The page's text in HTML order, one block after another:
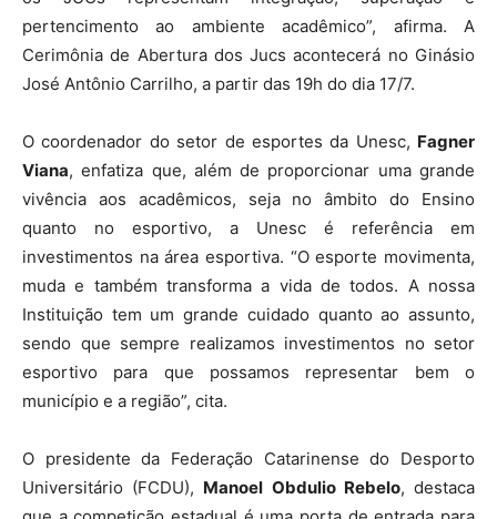
pertencimento ao ambiente acadêmico”, afirma. A
Cerimônia de Abertura dos Jucs acontecerá no Ginásio
José Antônio Carrilho, a partir das 19h do dia 17/7.
O coordenador do setor de esportes da Unesc, Fagner
Viana, enfatiza que, além de proporcionar uma grande
vivência aos acadêmicos, seja no âmbito do Ensino
quanto no esportivo, a Unesc é referência em
investimentos na área esportiva. “O esporte movimenta,
muda e também transforma a vida de todos. A nossa
Instituição tem um grande cuidado quanto ao assunto,
sendo que sempre realizamos investimentos no setor
esportivo para que possamos representar bem o
município e a região”, cita.
O presidente da Federação Catarinense do Desporto
Universitário (FCDU), Manoel Obdulio Rebelo, destaca